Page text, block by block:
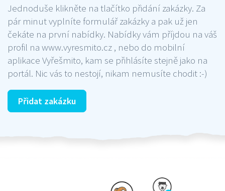
Jednoduše klikněte na tlačítko přidání zakázky. Za
pár minut vyplníte formulář zakázky a pak už jen
čekáte na první nabídky. Nabídky vám příjdou na váš
profil na www.vyresmito.cz , nebo do mobilní
aplikace Vyřešmito, kam se přihlásíte stejně jako na
portál. Nic vás to nestojí, nikam nemusíte chodit :-)
Přidat zakázku